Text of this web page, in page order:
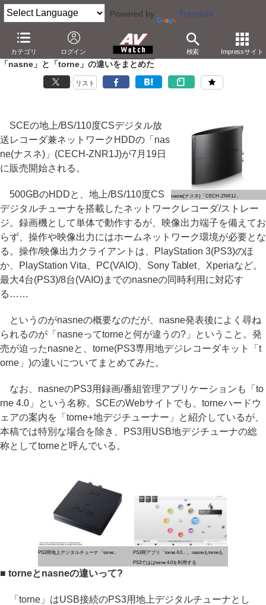
Powered by Translate
カテゴリ ログイン 検索 Impressサイト
AV Watch 製品 レコーダ
nasne/torne
「nasne」と「torne」の違いをまとめた
リスト
nasne(ナスネ)「CECH-ZNR1J」
SCEの地上/BS/110度CSデジタル放
送レコーダ兼ネットワークHDDの「nas
ne(ナスネ)」(CECH-ZNR1J)が7月19日
に販売開始される。
500GBのHDDと、地上/BS/110度CS
デジタルチューナを搭載したネットワークレコーダ/ストレー
ジ。録画機として単体で動作するが、映像出力端子を備えてお
らず、操作や映像出力にはホームネットワーク環境が必要とな
る。操作/映像出力クライアントは、PlayStation 3(PS3)のほ
か、PlayStation Vita、PC(VAIO)、Sony Tablet、Xperiaなど。
最大4台(PS3)/8台(VAIO)までのnasneの同時利用に対応す
る……
というのがnasneの概要なのだが、nasne発表後によく尋ね
られるのが「nasneってtorneと何が違うの?」ということ。発
売が迫ったnasneと、torne(PS3専用地デジレコーダキット「t
orne」)の違いについてまとめてみた。
なお、nasneのPS3用録画/番組管理アプリケーションも「to
rne 4.0」という名称。SCEのWebサイトでも、torneハードウ
ェアの案内を「torne+地デジチューナー」と紹介しているが、
本稿では特別な場合を除き、PS3用USB地デジチューナの総
称としてtorneと呼んでいる。
PS3用地上デジタルチューナ「torne」
PS3用アプリ「torne 4.0」。nasneもtorneも
PS3でははtorne 4.0を利用する
■ torneとnasneの違いって?
「torne」はUSB接続のPS3用地上デジタルチューナとし